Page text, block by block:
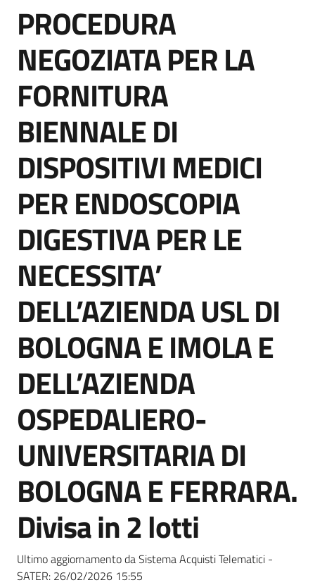
di
acquisto
Supporto
Piattaforme
telematiche
English
site
Seguici
su
Salta al contenuto
PROCEDURA
NEGOZIATA PER LA
FORNITURA
BIENNALE DI
DISPOSITIVI MEDICI
PER ENDOSCOPIA
DIGESTIVA PER LE
NECESSITA’
DELL’AZIENDA USL DI
BOLOGNA E IMOLA E
DELL’AZIENDA
OSPEDALIERO-
UNIVERSITARIA DI
BOLOGNA E FERRARA.
Divisa in 2 lotti
Ultimo aggiornamento da Sistema Acquisti Telematici -
SATER: 26/02/2026 15:55